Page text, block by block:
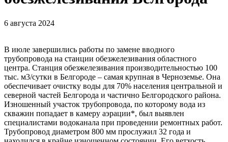
6 августа 2024
В июле завершились работы по замене вводного
трубопровода на станции обезжелезивания областного
центра. Станция обезжелезивания производительностью 100
тыс. м3/сутки в Белгороде – самая крупная в Черноземье. Она
обеспечивает очистку воды для 70% населения центральной и
северной частей Белгорода и частично Белгородского района.
Изношенный участок трубопровода, по которому вода из
скважин попадает в камеру аэрации*, был выявлен
специалистами водоканала при проведении ремонтных работ.
Трубопровод диаметром 800 мм прослужил 32 года и